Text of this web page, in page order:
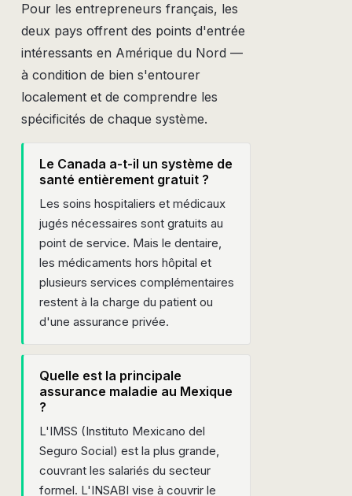
Pour les entrepreneurs français, les
deux pays offrent des points d'entrée
intéressants en Amérique du Nord —
à condition de bien s'entourer
localement et de comprendre les
spécificités de chaque système.
Le Canada a-t-il un système de
santé entièrement gratuit ?
Les soins hospitaliers et médicaux
jugés nécessaires sont gratuits au
point de service. Mais le dentaire,
les médicaments hors hôpital et
plusieurs services complémentaires
restent à la charge du patient ou
d'une assurance privée.
Quelle est la principale
assurance maladie au Mexique
?
L'IMSS (Instituto Mexicano del
Seguro Social) est la plus grande,
couvrant les salariés du secteur
formel. L'INSABI vise à couvrir le